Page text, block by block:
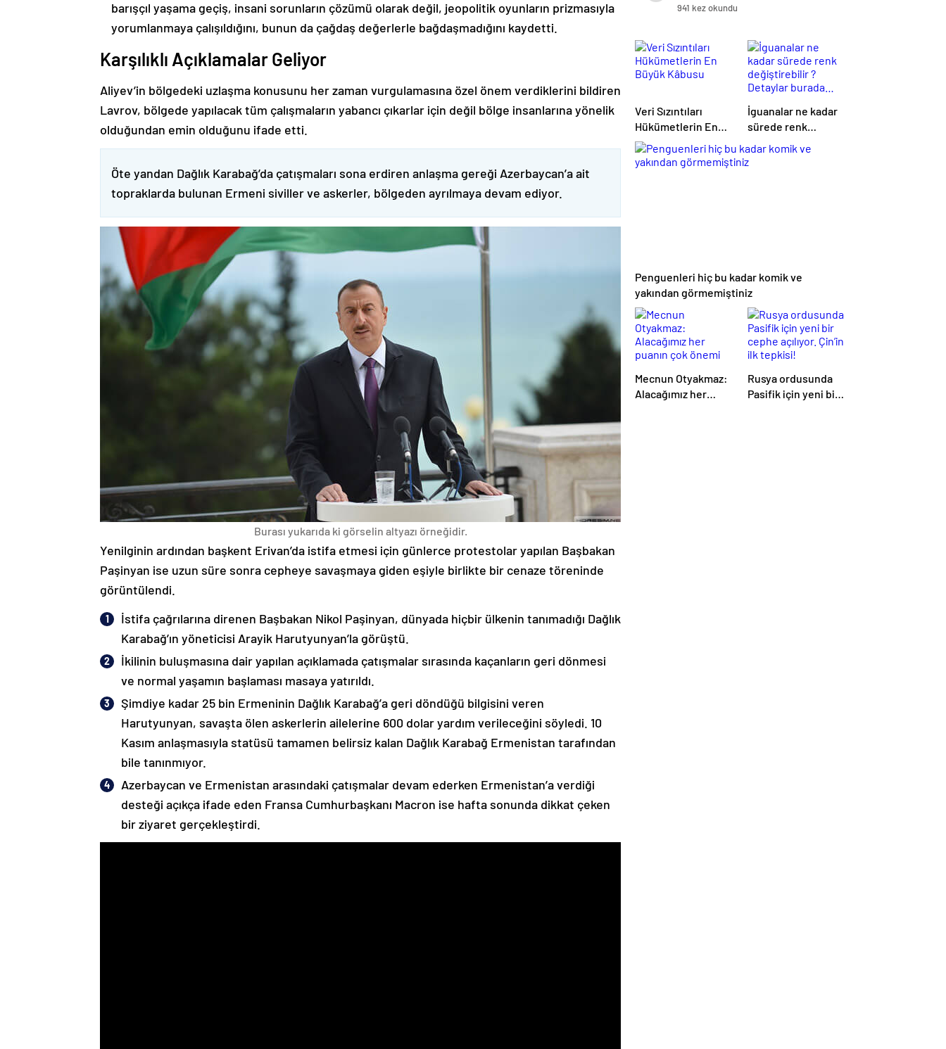
barışçıl yaşama geçiş, insani sorunların çözümü olarak değil, jeopolitik oyunların prizmasıyla
yorumlanmaya çalışıldığını, bunun da çağdaş değerlerle bağdaşmadığını kaydetti.
Karşılıklı Açıklamalar Geliyor
Aliyev’in bölgedeki uzlaşma konusunu her zaman vurgulamasına özel önem verdiklerini bildiren
Lavrov, bölgede yapılacak tüm çalışmaların yabancı çıkarlar için değil bölge insanlarına yönelik
olduğundan emin olduğunu ifade etti.
Öte yandan Dağlık Karabağ’da çatışmaları sona erdiren anlaşma gereği Azerbaycan’a ait
topraklarda bulunan Ermeni siviller ve askerler, bölgeden ayrılmaya devam ediyor.
Burası yukarıda ki görselin altyazı örneğidir.
Yenilginin ardından başkent Erivan’da istifa etmesi için günlerce protestolar yapılan Başbakan
Paşinyan ise uzun süre sonra cepheye savaşmaya giden eşiyle birlikte bir cenaze töreninde
görüntülendi.
İstifa çağrılarına direnen Başbakan Nikol Paşinyan, dünyada hiçbir ülkenin tanımadığı Dağlık
Karabağ’ın yöneticisi Arayik Harutyunyan’la görüştü.
İkilinin buluşmasına dair yapılan açıklamada çatışmalar sırasında kaçanların geri dönmesi
ve normal yaşamın başlaması masaya yatırıldı.
Şimdiye kadar 25 bin Ermeninin Dağlık Karabağ’a geri döndüğü bilgisini veren
Harutyunyan, savaşta ölen askerlerin ailelerine 600 dolar yardım verileceğini söyledi. 10
Kasım anlaşmasıyla statüsü tamamen belirsiz kalan Dağlık Karabağ Ermenistan tarafından
bile tanınmıyor.
Azerbaycan ve Ermenistan arasındaki çatışmalar devam ederken Ermenistan’a verdiği
desteği açıkça ifade eden Fransa Cumhurbaşkanı Macron ise hafta sonunda dikkat çeken
bir ziyaret gerçekleştirdi.
941 kez okundu
Veri Sızıntıları
Hükümetlerin En
Büyük Kâbusu
İguanalar ne kadar
sürede renk
değiştirebilir ?
Detaylar burada…
Penguenleri hiç bu kadar komik ve
yakından görmemiştiniz
Mecnun Otyakmaz:
Alacağımız her
Rusya ordusunda
Pasifik için yeni bir